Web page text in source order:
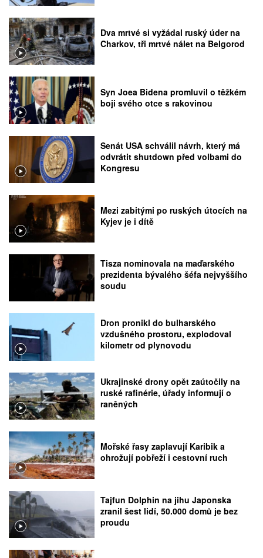
Dva mrtvé si vyžádal ruský úder na
Charkov, tři mrtvé nálet na Belgorod
Syn Joea Bidena promluvil o těžkém
boji svého otce s rakovinou
Senát USA schválil návrh, který má
odvrátit shutdown před volbami do
Kongresu
Mezi zabitými po ruských útocích na
Kyjev je i dítě
Tisza nominovala na maďarského
prezidenta bývalého šéfa nejvyššího
soudu
Dron pronikl do bulharského
vzdušného prostoru, explodoval
kilometr od plynovodu
Ukrajinské drony opět zaútočily na
ruské rafinérie, úřady informují o
raněných
Mořské řasy zaplavují Karibik a
ohrožují pobřeží i cestovní ruch
Tajfun Dolphin na jihu Japonska
zranil šest lidí, 50.000 domů je bez
proudu